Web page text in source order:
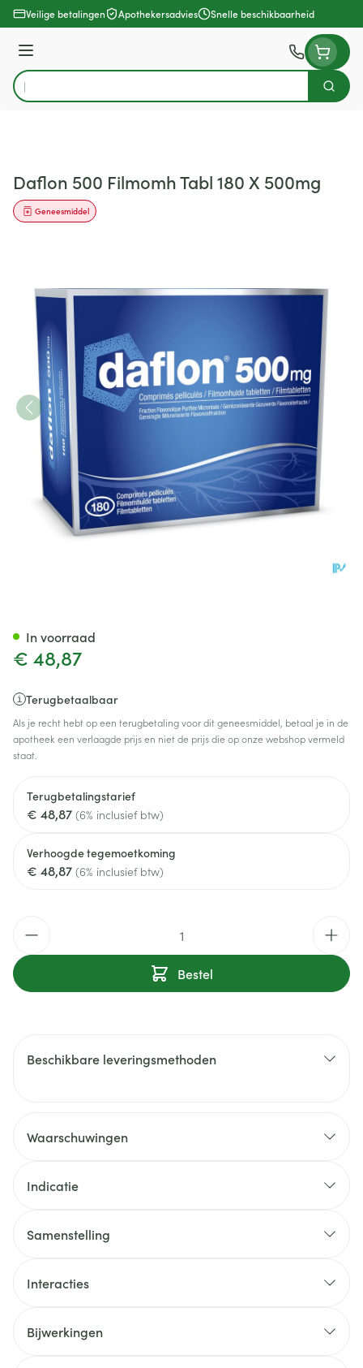
Ga naar de inhoud
Veilige betalingen Apothekersadvies Snelle beschikbaarheid
Menu
Product, merk, categorie...
Zoek
Daflon 500 Filmomh Tabl 180 X 500mg
Geneesmiddel
€ 48,87
Terugbetaalbaar
Als je recht hebt op een terugbetaling voor dit geneesmiddel, betaal je in de
apotheek een verlaagde prijs en niet de prijs die op onze webshop vermeld
staat.
Terugbetalingstarief
€ 48,87 (6% inclusief btw)
Verhoogde tegemoetkoming
€ 48,87 (6% inclusief btw)
Bestel
In voorraad
Beschikbare leveringsmethoden
Waarschuwingen
Indicatie
Samenstelling
Interacties
Bijwerkingen